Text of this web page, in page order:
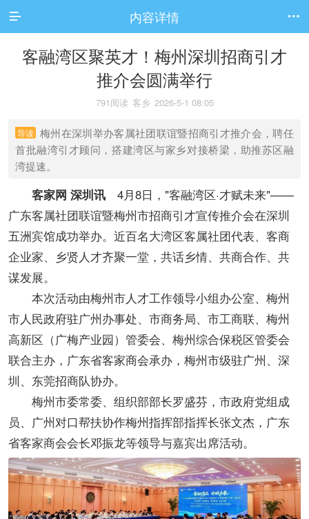
 内容详情 
客融湾区聚英才！梅州深圳招商引才
推介会圆满举行
791阅读 客乡 2026-5-1 08:05
导读 梅州在深圳举办客属社团联谊暨招商引才推介会，聘任
首批融湾引才顾问，搭建湾区与家乡对接桥梁，助推苏区融
湾提速。
客家网 深圳讯 4月8日，"客融湾区·才赋未来"——
广东客属社团联谊暨梅州市招商引才宣传推介会在深圳
五洲宾馆成功举办。近百名大湾区客属社团代表、客商
企业家、乡贤人才齐聚一堂，共话乡情、共商合作、共
谋发展。
本次活动由梅州市人才工作领导小组办公室、梅州
市人民政府驻广州办事处、市商务局、市工商联、梅州
高新区（广梅产业园）管委会、梅州综合保税区管委会
联合主办，广东省客家商会承办，梅州市级驻广州、深
圳、东莞招商队协办。
梅州市委常委、组织部部长罗盛芬，市政府党组成
员、广州对口帮扶协作梅州指挥部指挥长张文杰，广东
省客家商会会长邓振龙等领导与嘉宾出席活动。